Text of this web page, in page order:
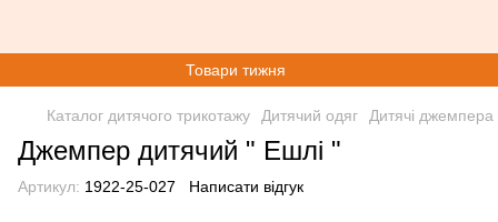
Товари тижня
Каталог дитячого трикотажу Дитячий одяг Дитячі джемпера
Джемпер дитячий " Ешлі "
Артикул: 1922-25-027 Написати відгук